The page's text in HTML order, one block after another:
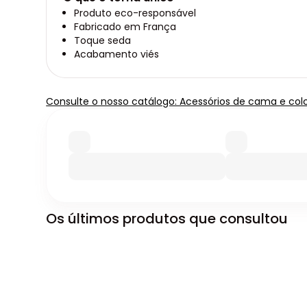
Produto eco-responsável
Fabricado em França
Toque seda
Acabamento viés
Consulte o nosso catálogo: Acessórios de cama e
Os últimos produtos que consultou